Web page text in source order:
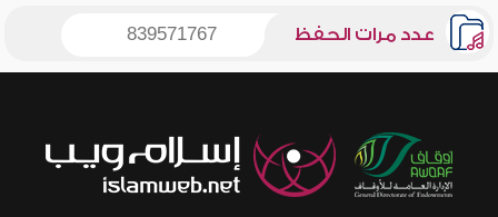
عدد مرات الحفظ 839571767